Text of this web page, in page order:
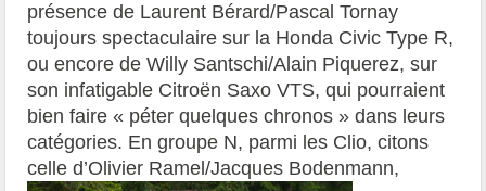
présence de Laurent Bérard/Pascal Tornay
toujours spectaculaire sur la Honda Civic Type R,
ou encore de Willy Santschi/Alain Piquerez, sur
son infatigable Citroën Saxo VTS, qui pourraient
bien faire « péter quelques chronos » dans leurs
catégories. En groupe N, parmi les Clio, citons
celle d’Olivier Ramel/Jacques Bodenmann,